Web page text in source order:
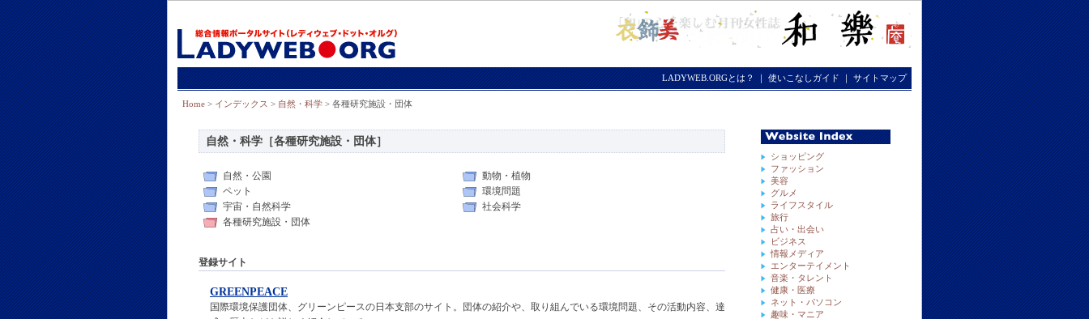
LADYWEB.ORGとは？｜使いこなしガイド｜サイトマップ
Home > インデックス > 自然・科学 > 各種研究施設・団体
自然・科学［各種研究施設・団体］
自然・公園
動物・植物
ペット
環境問題
宇宙・自然科学
社会科学
各種研究施設・団体
登録サイト
GREENPEACE
国際環境保護団体、グリーンピースの日本支部のサイト。団体の紹介や、取り組んでいる環境問題、その活動内容、達